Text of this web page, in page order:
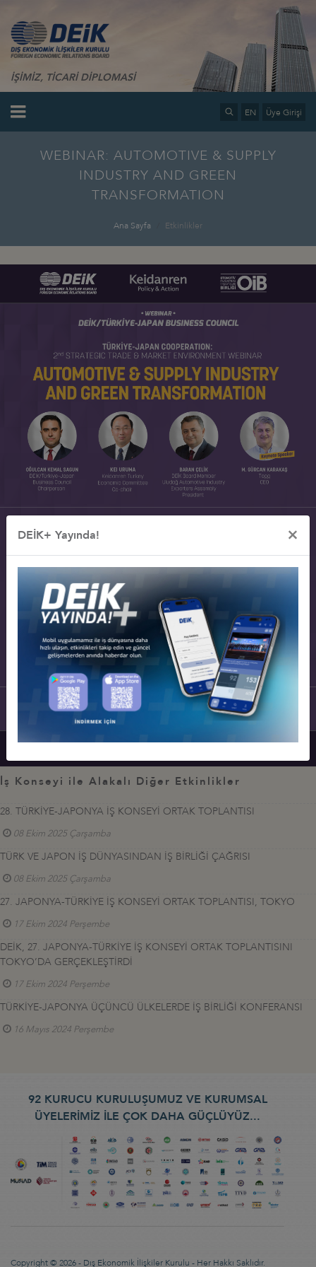
İŞİMİZ, TİCARİ DİPLOMASİ
EN Üye Girişi
WEBINAR: AUTOMOTIVE & SUPPLY
INDUSTRY AND GREEN
TRANSFORMATION
Ana Sayfa Etkinlikler
İş Konseyi ile Alakalı Diğer Etkinlikler
28. TÜRKİYE-JAPONYA İŞ KONSEYİ ORTAK TOPLANTISI
08 Ekim 2025 Çarşamba
TÜRK VE JAPON İŞ DÜNYASINDAN İŞ BİRLİĞİ ÇAĞRISI
08 Ekim 2025 Çarşamba
27. JAPONYA-TÜRKİYE İŞ KONSEYİ ORTAK TOPLANTISI, TOKYO
17 Ekim 2024 Perşembe
DEİK, 27. JAPONYA-TÜRKİYE İŞ KONSEYİ ORTAK TOPLANTISINI
TOKYO’DA GERÇEKLEŞTİRDİ
17 Ekim 2024 Perşembe
TÜRKİYE-JAPONYA ÜÇÜNCÜ ÜLKELERDE İŞ BİRLİĞİ KONFERANSI
16 Mayıs 2024 Perşembe
92 KURUCU KURULUŞUMUZ VE KURUMSAL
ÜYELERİMİZ İLE ÇOK DAHA GÜÇLÜYÜZ...
Copyright © 2026 - Dış Ekonomik İlişkiler Kurulu - Her Hakkı Saklıdır.
DEİK+ Yayında! ×